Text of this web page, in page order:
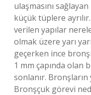
ulaşmasını
küçük tüplere
verilen yapılar
olmak üzere yarı
geçerken ince
1 mm çapında
sonlanır. Bronşların
Bronşçuk görevi